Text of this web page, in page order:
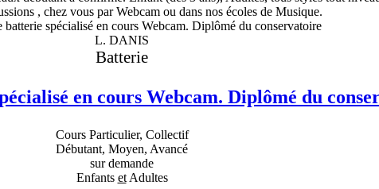
, chez vous par Webcam ou dans nos écoles de Musique.
L. DANIS
Batterie
en cours Webcam. Diplômé du
Cours Particulier, Collectif
Débutant, Moyen, Avancé
sur demande
Enfants etAdultes